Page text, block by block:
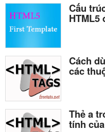
Cấu
HTML5
Cách
các
Thẻ a
tính